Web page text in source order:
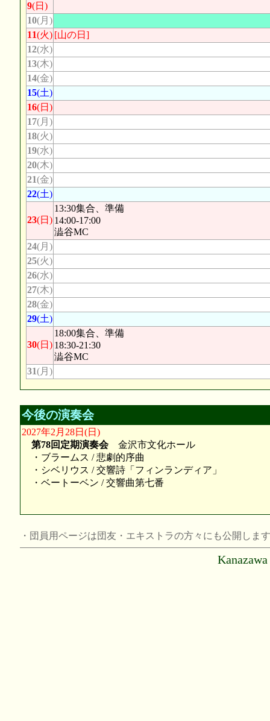
9(日)
10(月)
11(火) [山の日]
12(水)
13(木)
14(金)
15(土)
16(日)
17(月)
18(火)
19(水)
20(木)
21(金)
22(土)
23(日)
13:30集合、準備
14:00-17:00
澁谷MC
24(月)
25(火)
26(水)
27(木)
28(金)
29(土)
30(日)
18:00集合、準備
18:30-21:30
澁谷MC
31(月)
今後の演奏会
2027年2月28日(日)
第78回定期演奏会金沢市文化ホール
・ブラームス / 悲劇的序曲
・シベリウス / 交響詩「フィンランディア」
・ベートーベン / 交響曲第七番
・団員用ページは団友・エキストラの方々にも公開しま